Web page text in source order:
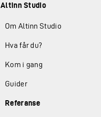
Altinn Studio
Om Altinn Studio
Hva får du?
Kom i gang
Guider
Referanse